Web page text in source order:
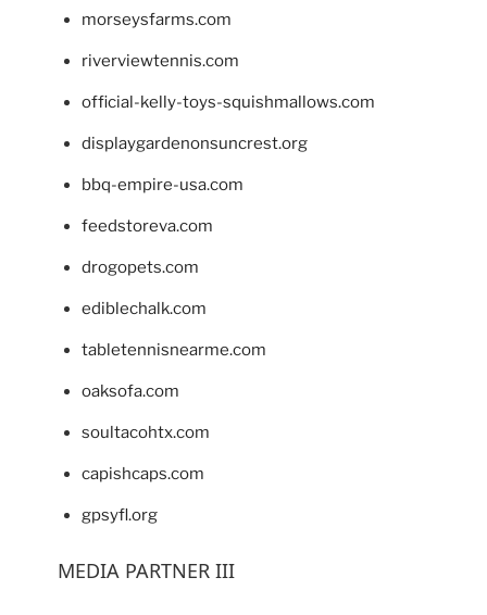
morseysfarms.com
riverviewtennis.com
official-kelly-toys-squishmallows.com
displaygardenonsuncrest.org
bbq-empire-usa.com
feedstoreva.com
drogopets.com
ediblechalk.com
tabletennisnearme.com
oaksofa.com
soultacohtx.com
capishcaps.com
gpsyfl.org
MEDIA PARTNER III